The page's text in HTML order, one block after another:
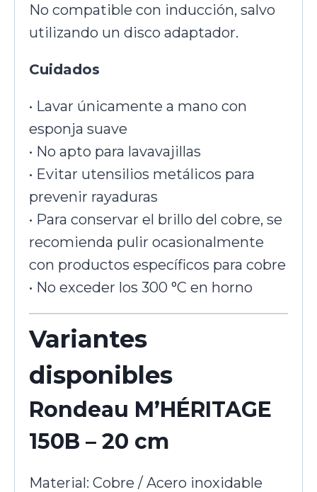
No compatible con inducción, salvo
utilizando un disco adaptador.
Cuidados
• Lavar únicamente a mano con
esponja suave
• No apto para lavavajillas
• Evitar utensilios metálicos para
prevenir rayaduras
• Para conservar el brillo del cobre, se
recomienda pulir ocasionalmente
con productos específicos para cobre
• No exceder los 300 °C en horno
Variantes
disponibles
Rondeau M’HÉRITAGE
150B – 20 cm
Material: Cobre / Acero inoxidable